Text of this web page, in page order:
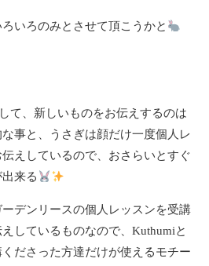
いろのみとさせて頂こうかと
て、新しいものをお伝えするのは
事と、うさぎは顔だけ一度個人レ
えしているので、おさらいとすぐ
来る
デンリースの個人レッスンを受講
しているものなので、Kuthumiと
ださった方達だけが使えるモチー